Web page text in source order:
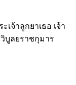
เจ้าลูกยาเธอ เจ้า
บูลยราชกุมาร